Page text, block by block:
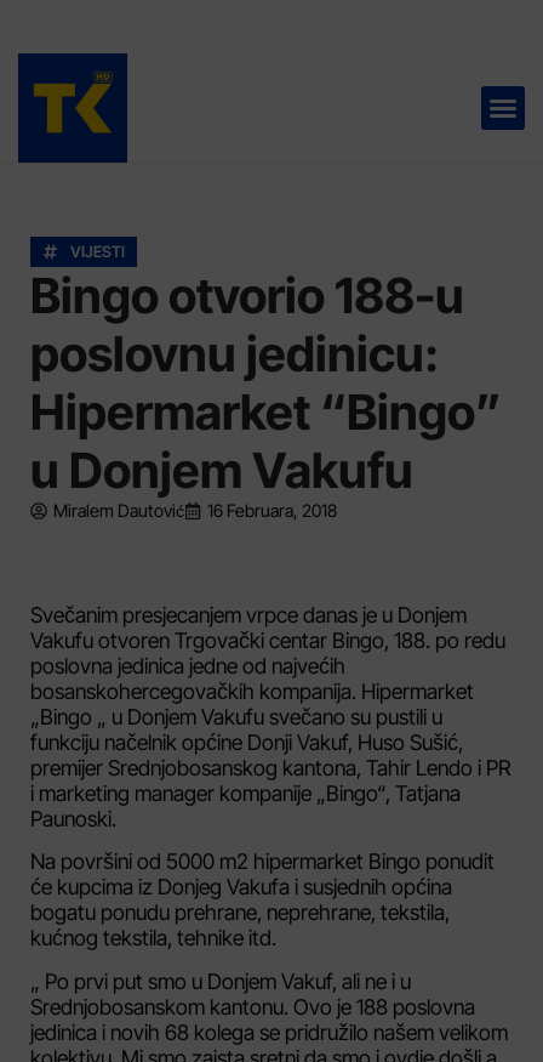
VIJESTI
Bingo otvorio 188-u
poslovnu jedinicu:
Hipermarket “Bingo”
u Donjem Vakufu
Miralem Dautović 16 Februara, 2018
Svečanim presjecanjem vrpce danas je u Donjem
Vakufu otvoren Trgovački centar Bingo, 188. po redu
poslovna jedinica jedne od najvećih
bosanskohercegovačkih kompanija. Hipermarket
„Bingo „ u Donjem Vakufu svečano su pustili u
funkciju načelnik općine Donji Vakuf, Huso Sušić,
premijer Srednjobosanskog kantona, Tahir Lendo i PR
i marketing manager kompanije „Bingo“, Tatjana
Paunoski.
Na površini od 5000 m2 hipermarket Bingo ponudit
će kupcima iz Donjeg Vakufa i susjednih općina
bogatu ponudu prehrane, neprehrane, tekstila,
kućnog tekstila, tehnike itd.
„ Po prvi put smo u Donjem Vakuf, ali ne i u
Srednjobosanskom kantonu. Ovo je 188 poslovna
jedinica i novih 68 kolega se pridružilo našem velikom